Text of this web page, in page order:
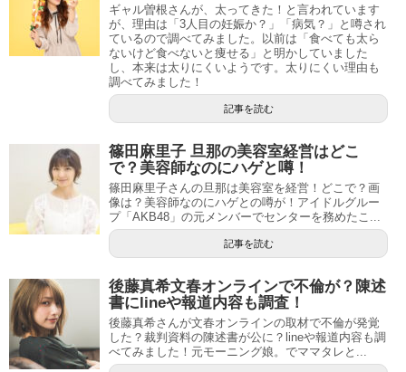
ギャル曽根さんが、太ってきた！と言われています
が、理由は「3人目の妊娠か？」「病気？」と噂され
ているので調べてみました。以前は「食べても太ら
ないけど食べないと痩せる」と明かしていました
し、本来は太りにくいようです。太りにくい理由も
調べてみました！
記事を読む
篠田麻里子 旦那の美容室経営はどこ
で？美容師なのにハゲと噂！
篠田麻里子さんの旦那は美容室を経営！どこで？画
像は？美容師なのにハゲとの噂が！アイドルグルー
プ「AKB48」の元メンバーでセンターを務めたこ...
記事を読む
後藤真希文春オンラインで不倫が？陳述
書にlineや報道内容も調査！
後藤真希さんが文春オンラインの取材で不倫が発覚
した？裁判資料の陳述書が公に？lineや報道内容も調
べてみました！元モーニング娘。でママタレと...